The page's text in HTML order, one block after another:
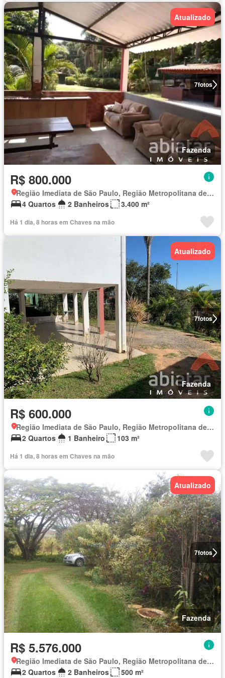
7fotos
Atualizado
Fazenda
R$ 800.000
Região Imediata de São Paulo, Região Metropolitana de São Paulo
4 Quartos
2 Banheiros 3.400 m²
Há 1 dia, 8 horas em Chaves na mão
7fotos
Atualizado
Fazenda
R$ 600.000
Região Imediata de São Paulo, Região Metropolitana de São Paulo
2 Quartos
1 Banheiro 103 m²
Há 1 dia, 8 horas em Chaves na mão
7fotos
Atualizado
Fazenda
R$ 5.576.000
Região Imediata de São Paulo, Região Metropolitana de São Paulo
2 Quartos
2 Banheiros 500 m²